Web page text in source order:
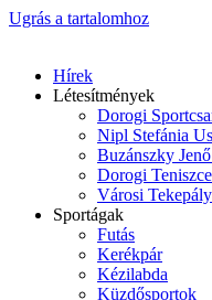
Ugrás a tartalomhoz
Hírek
Létesítmények
Dorogi
Nipl Stefánia
Buzánszky
Dorogi
Városi
Sportágak
Futás
Kerékpár
Kézilabda
Küzdősportok